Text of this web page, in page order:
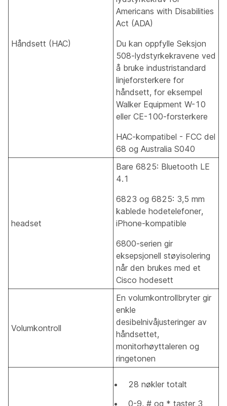
Håndsett (HAC)
Americans with Disabilities
Act (ADA)
Du kan oppfylle Seksjon
508-lydstyrkekravene ved
å bruke industristandard
linjeforsterkere for
håndsett, for eksempel
Walker Equipment W-10
eller CE-100-forsterkere
HAC-kompatibel - FCC del
68 og Australia S040
headset
Bare 6825: Bluetooth LE
4.1
6823 og 6825: 3,5 mm
kablede hodetelefoner,
iPhone-kompatible
6800-serien gir
eksepsjonell støyisolering
når den brukes med et
Cisco hodesett
Volumkontroll
En volumkontrollbryter gir
enkle
desibelnivåjusteringer av
håndsettet,
monitorhøyttaleren og
ringetonen
28 nøkler totalt
0-9, # og * taster 3